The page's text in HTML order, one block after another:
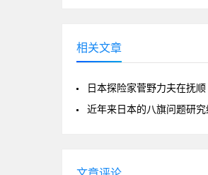
相关文章
日本探险家菅野力夫在抚顺
近年来日本的八旗问题研究